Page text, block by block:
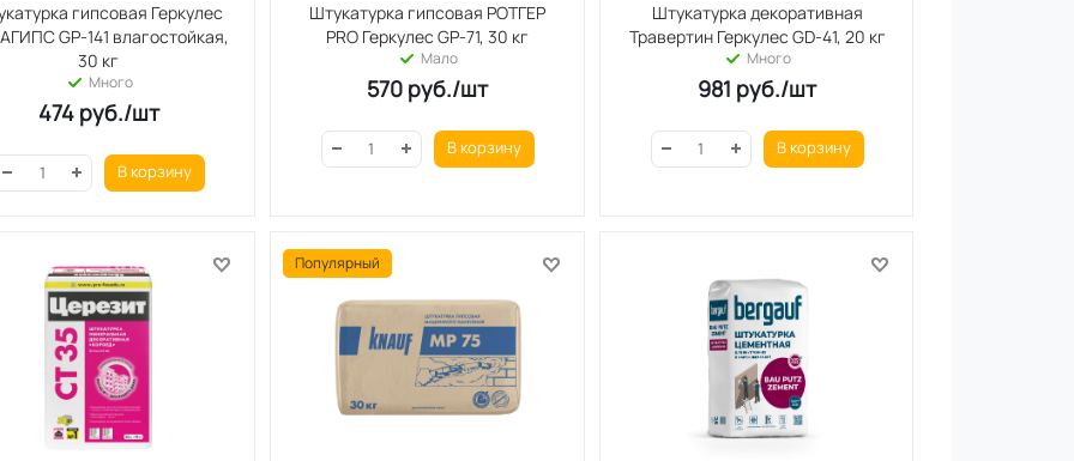
гипсовая Геркулес
GP-141 влагостойкая,
30 кг
Много
474руб./шт
В корзину
Штукатурка гипсовая РОТГЕР
PRO Геркулес GP-71, 30 кг
Мало
570 руб./шт
В корзину
Штукатурка декоративная
Травертин Геркулес GD-41, 20 кг
Много
981 руб./шт
В корзину
Популярный